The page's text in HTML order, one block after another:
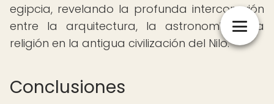
egipcia, revelando la profunda interconexión
entre la arquitectura, la astronomía y la
religión en la antigua civilización del Nilo.
Conclusiones